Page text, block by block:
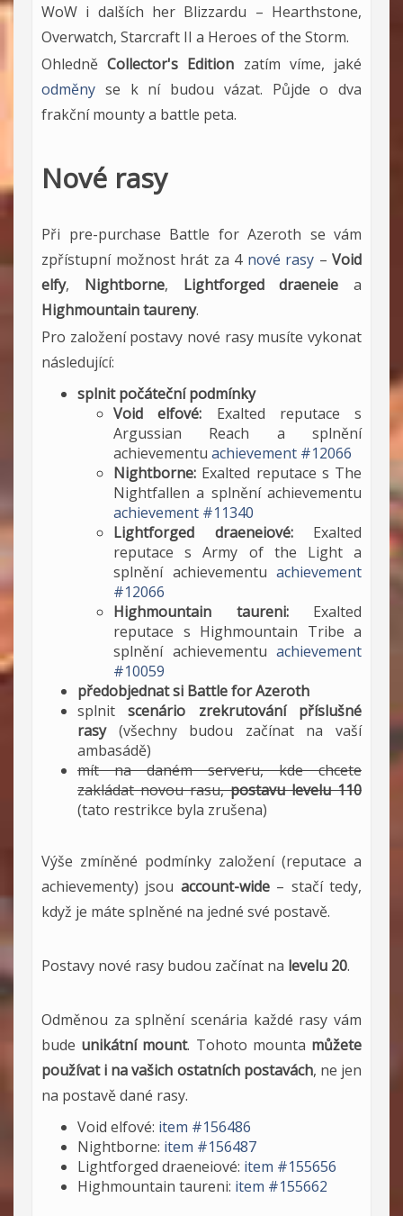
WoW i dalších her Blizzardu – Hearthstone,
Overwatch, Starcraft II a Heroes of the Storm.
OhledněCollector's Edition zatím víme, jaké
odměny se k ní budou vázat. Půjde o dva
frakční mounty a battle peta.
Nové rasy
Při pre-purchase Battle for Azeroth se vám
zpřístupní možnost hrát za 4 nové rasy – Void
elfy, Nightborne, Lightforged draeneie a
Highmountain taureny.
Pro založení postavy nové rasy musíte vykonat
následující:
splnit počáteční podmínky
Void elfové: Exalted reputace s
Argussian Reach a splnění
achievementu achievement #12066
Nightborne: Exalted reputace s The
Nightfallen a splnění achievementu
achievement #11340
Lightforged draeneiové:
Exalted
reputace s Army of the Light a
splnění achievementu achievement
#12066
Highmountain taureni:Exalted
reputace s Highmountain Tribe a
splnění achievementu achievement
#10059
předobjednat si Battle for Azeroth
splnitscenário zrekrutování příslušné
rasy(všechny budou začínat na vaší
ambasádě)
mít na daném serveru, kde chcete
zakládat novou rasu,postavu levelu 110
(tato restrikce byla zrušena)
Výše zmíněné podmínky založení (reputace a
achievementy) jsou account-wide– stačí tedy,
když je máte splněné na jedné své postavě.
Postavy nové rasy budou začínat na levelu 20.
Odměnou za splnění scenária každé rasy vám
bude unikátní mount. Tohoto mounta můžete
používat i na vašich ostatních postavách, ne jen
na postavě dané rasy.
Void elfové: item #156486
Nightborne: item #156487
Lightforged draeneiové: item #155656
Highmountain taureni: item #155662